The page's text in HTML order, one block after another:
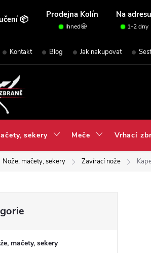
📦 Prodejna Kolín Na adresu
Ihned🤩 1-2 dny
Kontakt Blog Jak nakupovat
sekery Meče Vrhací
Nože, mačety, sekery Zavírací nože
mačety, sekery